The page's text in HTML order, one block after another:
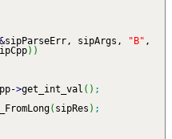
&sipParseErr, sipArgs, "B" ,
) )
->get_int_val ( ) ;
( sipRes ) ;